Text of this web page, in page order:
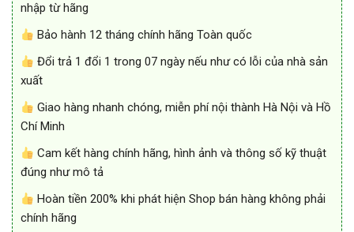
nhập từ hãng
Bảo hành 12 tháng chính hãng Toàn quốc
Đổi trả 1 đổi 1 trong 07 ngày nếu như có lỗi của nhà sản
xuất
Giao hàng nhanh chóng, miễn phí nội thành Hà Nội và Hồ
Chí Minh
Cam kết hàng chính hãng, hình ảnh và thông số kỹ thuật
đúng như mô tả
Hoàn tiền 200% khi phát hiện Shop bán hàng không phải
chính hãng